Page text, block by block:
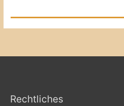
Rechtliches